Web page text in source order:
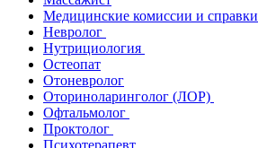
Медицинские комиссии и справки
Невролог
Нутрициология
Остеопат
Отоневролог
Оториноларинголог (ЛОР)
Офтальмолог
Проктолог
Психотерапевт